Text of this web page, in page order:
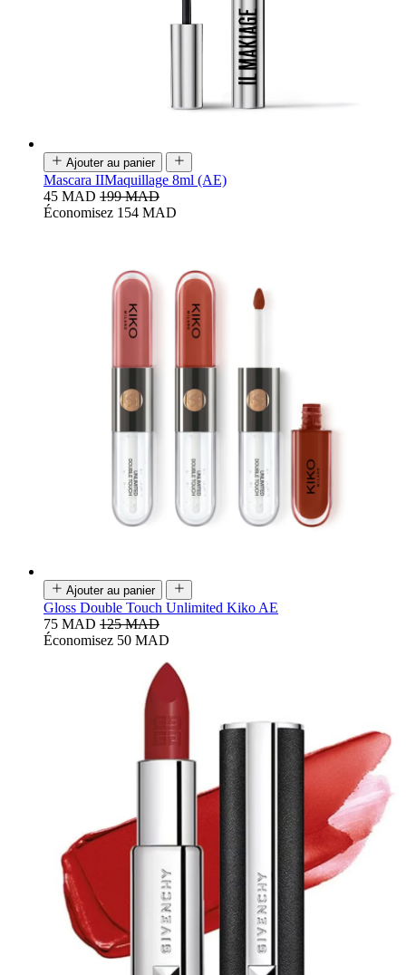
Ajouter au panier
Mascara IIMaquillage 8ml (AE)
45 MAD 199 MAD
Économisez 154 MAD
Ajouter au panier
Gloss Double Touch Unlimited Kiko AE
75 MAD 125 MAD
Économisez 50 MAD